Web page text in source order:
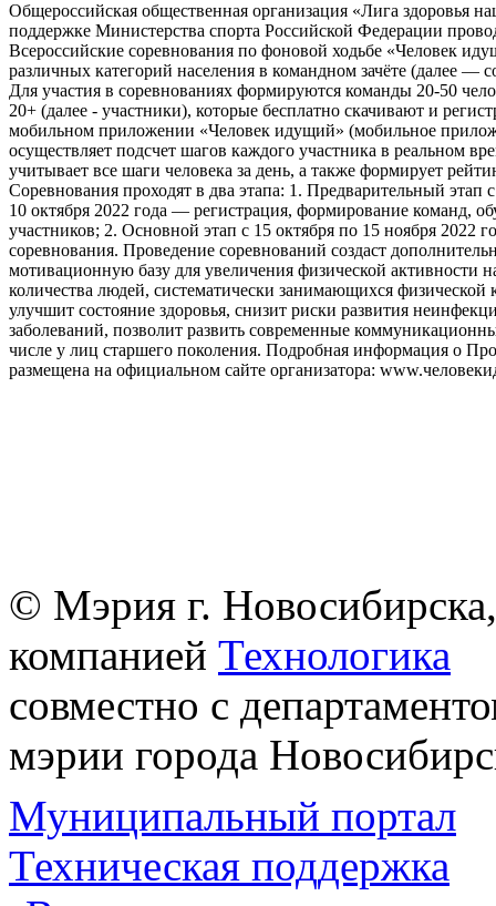
Общероссийская общественная организация «Лига здоровья
поддержке Министерства спорта Российской Федерации
Всероссийские соревнования по фоновой ходьбе «Человек
различных категорий населения в командном зачёте (далее —
Для участия в соревнованиях формируются команды 20-50
20+ (далее - участники), которые бесплатно скачивают и
мобильном приложении «Человек идущий» (мобильное
осуществляет подсчет шагов каждого участника в реальном
учитывает все шаги человека за день, а также формирует
Соревнования проходят в два этапа: 1. Предварительный этап
10 октября 2022 года — регистрация, формирование команд,
участников; 2. Основной этап с 15 октября по 15 ноября 2022
соревнования. Проведение соревнований создаст
мотивационную базу для увеличения физической активности
количества людей, систематически занимающихся физической
улучшит состояние здоровья, снизит риски развития
заболеваний, позволит развить современные
числе у лиц старшего поколения. Подробная информация о
размещена на официальном сайте организатора:
© Мэрия г.
компанией Технологика
совместно с
мэрии города
Муниципальный портал
Техническая поддержка